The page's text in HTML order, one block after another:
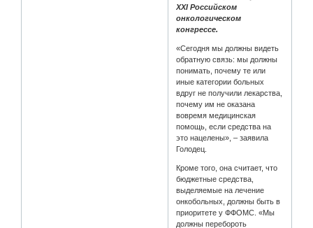
XXI Российском
онкологическом
конгрессе.
«Сегодня мы должны видеть
обратную связь: мы должны
понимать, почему те или
иные категории больных
вдруг не получили лекарства,
почему им не оказана
вовремя медицинская
помощь, если средства на
это нацелены», – заявила
Голодец.
Кроме того, она считает, что
бюджетные средства,
выделяемые на лечение
онкобольных, должны быть в
приоритете у ФФОМС. «Мы
должны перебороть